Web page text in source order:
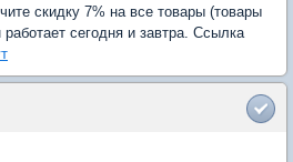
скидку 7% на все товары (товары
сегодня и завтра. Ссылка